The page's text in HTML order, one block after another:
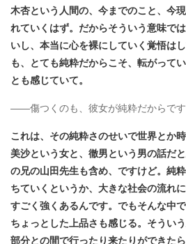
木杏という人間の、今までのこと、今
れていくはず。だからそういう意味で
いし、本当に心を裸にしていく覚悟は
も、とても純粋だからこそ、転がって
とも感じていて。
――傷つくのも、彼女が純粋だからです
これは、その純粋さのせいで世界とか
美沙という女と、徹男という男の話だ
の兄の山田先生も含め、ですけど。純
ちていくというか、大きな社会の流れ
すごく強くあるんです。でもそんな中
ちょっとした上品さも感じる。そうい
部分との間で行ったり来たりができた